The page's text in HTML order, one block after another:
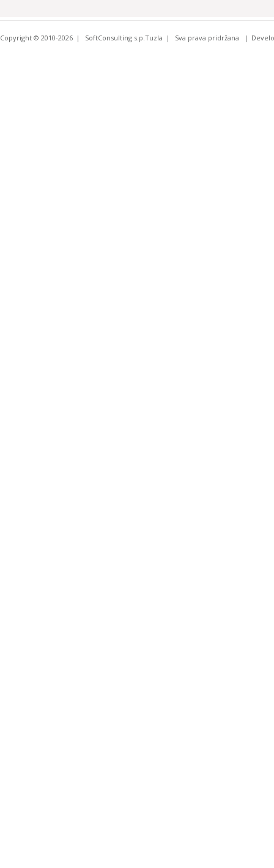
Copyright © 2010-2026 SoftConsulting s.p.Tuzla Sva prava pridržana